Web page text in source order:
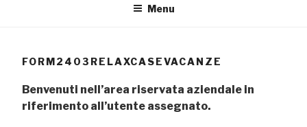
Menu
FORM2403RELAXCASEVACANZE
Benvenuti nell’area riservata aziendale in
riferimento all’utente assegnato.